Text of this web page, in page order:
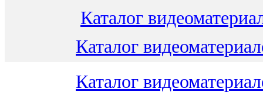
Каталог
Каталог
Каталог